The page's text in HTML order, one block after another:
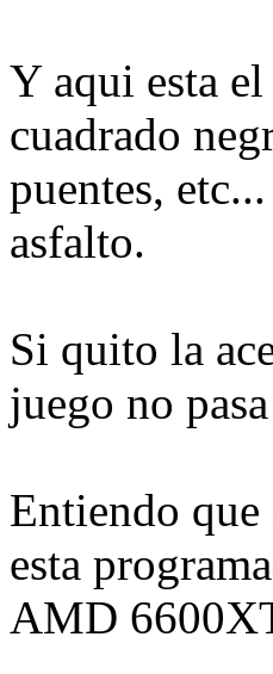
Y aqui esta
cuadrado
puentes,
asfalto.
Si quito la
juego no
Entiendo
esta
AMD